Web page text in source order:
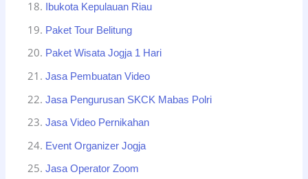
Ibukota Kepulauan Riau
Paket Tour Belitung
Paket Wisata Jogja 1 Hari
Jasa Pembuatan Video
Jasa Pengurusan SKCK Mabas Polri
Jasa Video Pernikahan
Event Organizer Jogja
Jasa Operator Zoom